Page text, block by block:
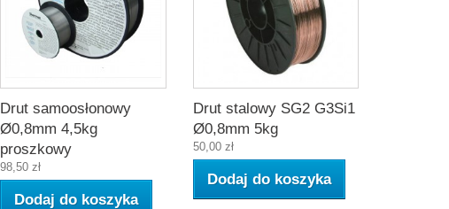
Drut samoosłonowy
Ø0,8mm 4,5kg
proszkowy
98,50 zł
Dodaj do koszyka
Drut stalowy SG2 G3Si1
Ø0,8mm 5kg
50,00 zł
Dodaj do koszyka